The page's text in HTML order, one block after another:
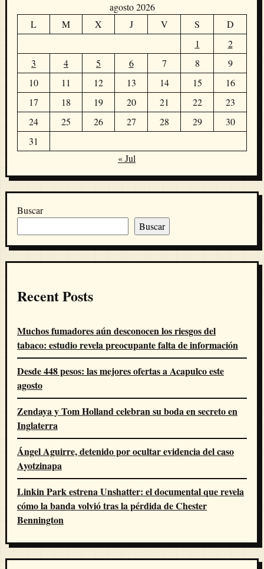
agosto 2026
L
M X J V S
D
1
2
3
4 5 6 7 8
9
10
11 12 13 14 15
16
17
18 19 20 21 22
23
24
25 26 27 28 29
30
31
« Jul
Buscar
Buscar
Recent Posts
Muchos fumadores aún desconocen los riesgos del
tabaco: estudio revela preocupante falta de información
Desde 448 pesos: las mejores ofertas a Acapulco este
agosto
Zendaya y Tom Holland celebran su boda en secreto en
Inglaterra
Ángel Aguirre, detenido por ocultar evidencia del caso
Ayotzinapa
Linkin Park estrena Unshatter: el documental que revela
cómo la banda volvió tras la pérdida de Chester
Bennington